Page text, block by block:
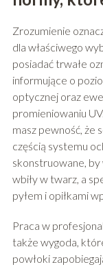
Zrozumienie
dla właściwego
posiadać trwałe
informujące o
optycznej oraz
promieniowaniu
masz pewność, że
częścią systemu
skonstruowane, by
wbiły w twarz, a
pyłem i opiłkami
Praca w
także wygoda,
powłoki